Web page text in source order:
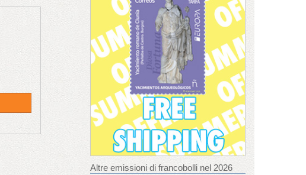
Altre emissioni di francobolli nel 2026